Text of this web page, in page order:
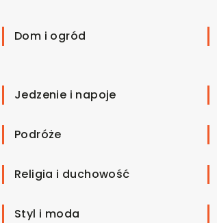
Dom i ogród
Jedzenie i napoje
Podróże
Religia i duchowość
Styl i moda